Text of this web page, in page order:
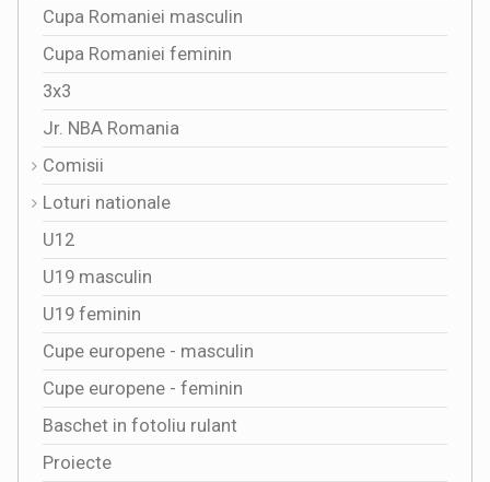
Cupa Romaniei masculin
Cupa Romaniei feminin
3x3
Jr. NBA Romania
Comisii
Loturi nationale
U12
U19 masculin
U19 feminin
Cupe europene - masculin
Cupe europene - feminin
Baschet in fotoliu rulant
Proiecte